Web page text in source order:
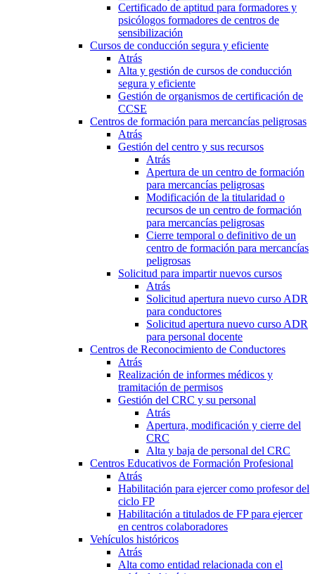
Certificado de aptitud para formadores y
psicólogos formadores de centros de
sensibilización
Cursos de conducción segura y eficiente
Atrás
Alta y gestión de cursos de conducción
segura y eficiente
Gestión de organismos de certificación de
CCSE
Centros de formación para mercancías peligrosas
Atrás
Gestión del centro y sus recursos
Atrás
Apertura de un centro de formación
para mercancías peligrosas
Modificación de la titularidad o
recursos de un centro de formación
para mercancías peligrosas
Cierre temporal o definitivo de un
centro de formación para mercancías
peligrosas
Solicitud para impartir nuevos cursos
Atrás
Solicitud apertura nuevo curso ADR
para conductores
Solicitud apertura nuevo curso ADR
para personal docente
Centros de Reconocimiento de Conductores
Atrás
Realización de informes médicos y
tramitación de permisos
Gestión del CRC y su personal
Atrás
Apertura, modificación y cierre del
CRC
Alta y baja de personal del CRC
Centros Educativos de Formación Profesional
Atrás
Habilitación para ejercer como profesor del
ciclo FP
Habilitación a titulados de FP para ejercer
en centros colaboradores
Vehículos históricos
Atrás
Alta como entidad relacionada con el